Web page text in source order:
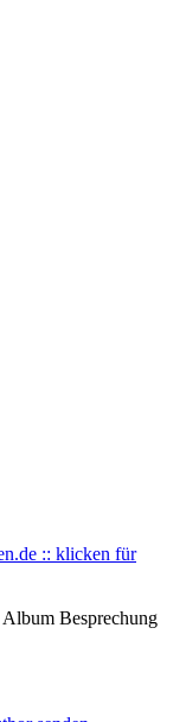
Album Besprechung